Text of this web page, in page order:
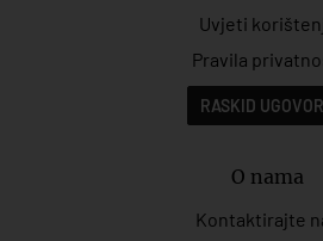
Uvjeti
Pravila
RASKID
O nama
Kontaktirajte